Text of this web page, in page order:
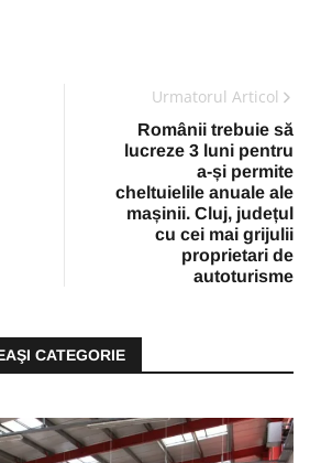
Urmatorul Articol
Românii trebuie să
lucreze 3 luni pentru
a-și permite
cheltuielile anuale ale
mașinii. Cluj, județul
cu cei mai grijulii
proprietari de
autoturisme
CATEGORIE